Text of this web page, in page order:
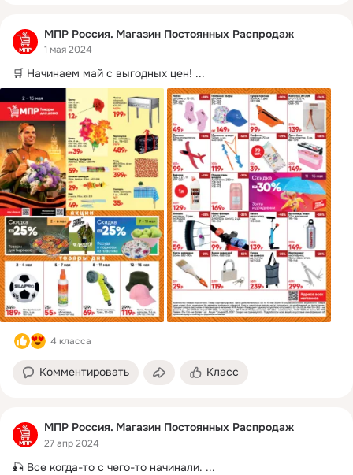
МПР Россия. Магазин Постоянных Распродаж
1 мая 2024
🛒 Начинаем май с выгодных цен! ...
4 класса
Комментировать Класс
МПР Россия. Магазин Постоянных Распродаж
27 апр 2024
🎣 Все когда-то с чего-то начинали. ...